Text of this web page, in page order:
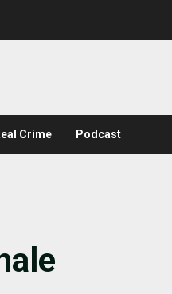
Crime Podcast